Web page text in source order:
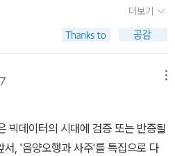
서의 중력 이론이라고 볼 수 있는데,
론을 밝혀내면서 이론적으로 보완되
법칙을 밝혀낼 무렵, 로버트 훅, 크리
, 크리스토퍼 렌과 같은 최고 과학자
와 달 사이에 거리의 제곱에 반비례
이 유행하고 있었지만 이를 명확하게
뉴턴은 1684년에 있었던 핼리와의
리다. 데카르트기하학의 이해를 위
트가 철학의 공리를 찾는데 사용한
의심을 하는 순간에도 그런 생각을
고 있다는 사실은 증명할 필요도 없
운동이라고 합니다. 앗, 잠깐만요, 선
입니까?저 나무의 없는 이동처럼 정
과를 먹어야지, 아삭아삭 씹으며 아
름 텔을 쪽쪽 음미한다인류의 역사
쁜 사과 덕분에 운동을 거듭해온 것이
bad apple!사과는 다 좋아, 초록 사
들에게 화두를 던진 후, 두 사람 중 한
았지만, 나는 뉴턴보다는 여전히 아
다. 둘 다 위대한 과학자
질문일지 모르겠다. 그런데 이런 생
만드는 건 정말 그 사람의 학문적 업적
에 태어난 자연과학자가 뛰어난 과
진 것일까? 이 의문점이 생기면서,
더보기
빅데이터의 시대에 검증 또는 반증될
, '음양오행과 사주'를 특집으로 다